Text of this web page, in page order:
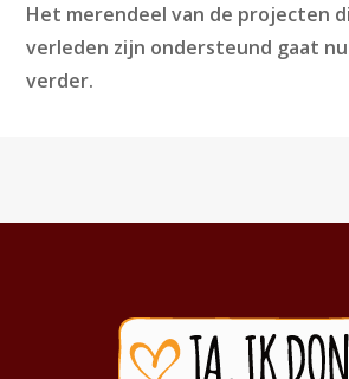
Het merendeel van de projecten
verleden zijn ondersteund gaat
verder.